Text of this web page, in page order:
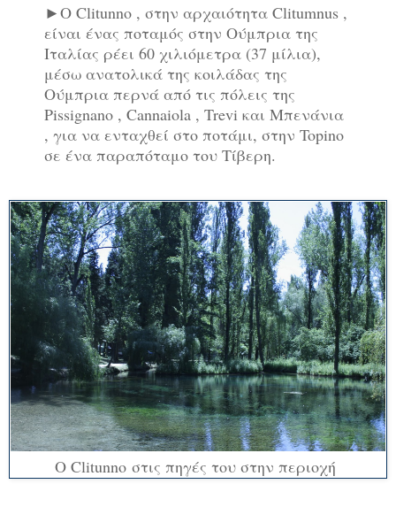
►Ο Clitunno , στην αρχαιότητα Clitumnus ,
είναι ένας ποταμός στην Ούμπρια της
Ιταλίας ρέει 60 χιλιόμετρα (37 μίλια),
μέσω ανατολικά της κοιλάδας της
Ούμπρια περνά από τις πόλεις της
Pissignano , Cannaiola , Trevi και Μπενάνια
, για να ενταχθεί στο ποτάμι, στην Topino
σε ένα παραπόταμο του Τίβερη.
Ο Clitunno στις πηγές του στην περιοχή